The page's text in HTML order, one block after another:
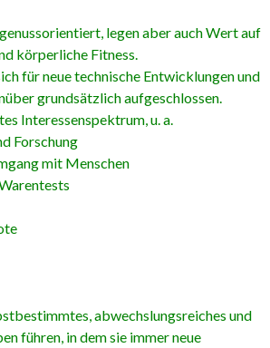
legen aber auch Wert auf
körperliche Fitness.
für neue technische Entwicklungen und
grundsätzlich aufgeschlossen.
Interessenspektrum, u. a.
Forschung
mit Menschen
abwechslungsreiches und
führen, in dem sie immer neue